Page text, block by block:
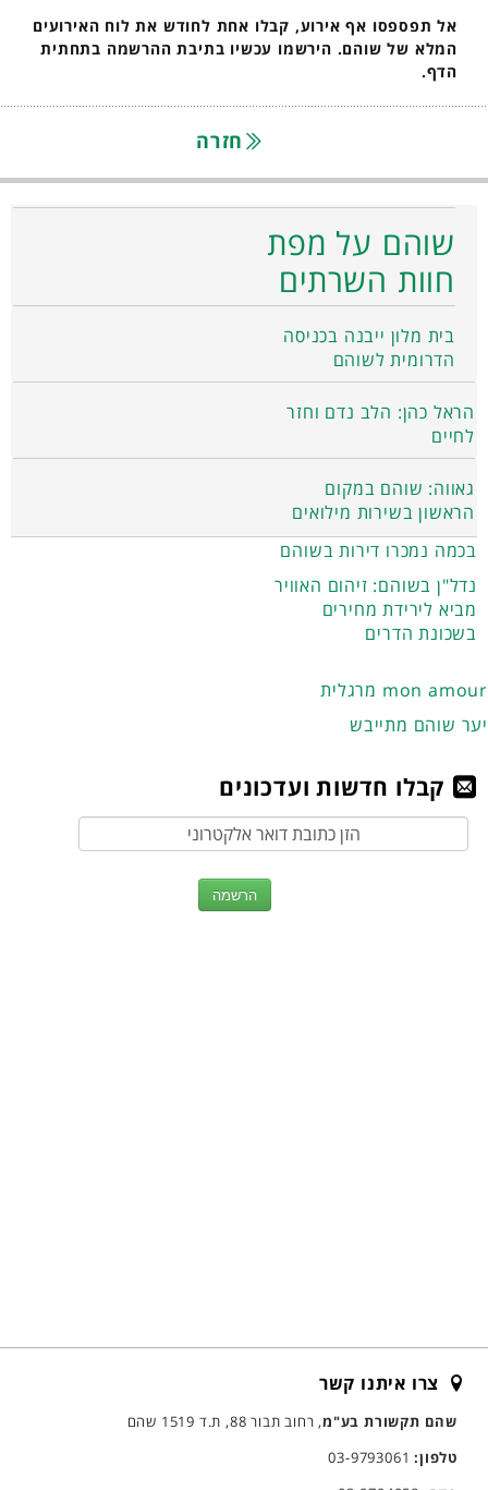
אל תפספסו אף אירוע, קבלו אחת לחודש את לוח האירועים
המלא של שוהם. הירשמו עכשיו בתיבת ההרשמה בתחתית
הדף.
חזרה
שוהם על מפת
חוות השרתים
בית מלון ייבנה בכניסה
הדרומית לשוהם
הראל כהן: הלב נדם וחזר
לחיים
גאווה: שוהם במקום
הראשון בשירות מילואים
בכמה נמכרו דירות בשוהם
נדל"ן בשוהם: זיהום האוויר
מביא לירידת מחירים
בשכונת הדרים
מרגלית mon amour
יער שוהם מתייבש
קבלו חדשות ועדכונים
צרו איתנו קשר
שהם תקשורת בע"מ, רחוב תבור 88, ת.ד 1519 שהם
טלפון:03-9793061